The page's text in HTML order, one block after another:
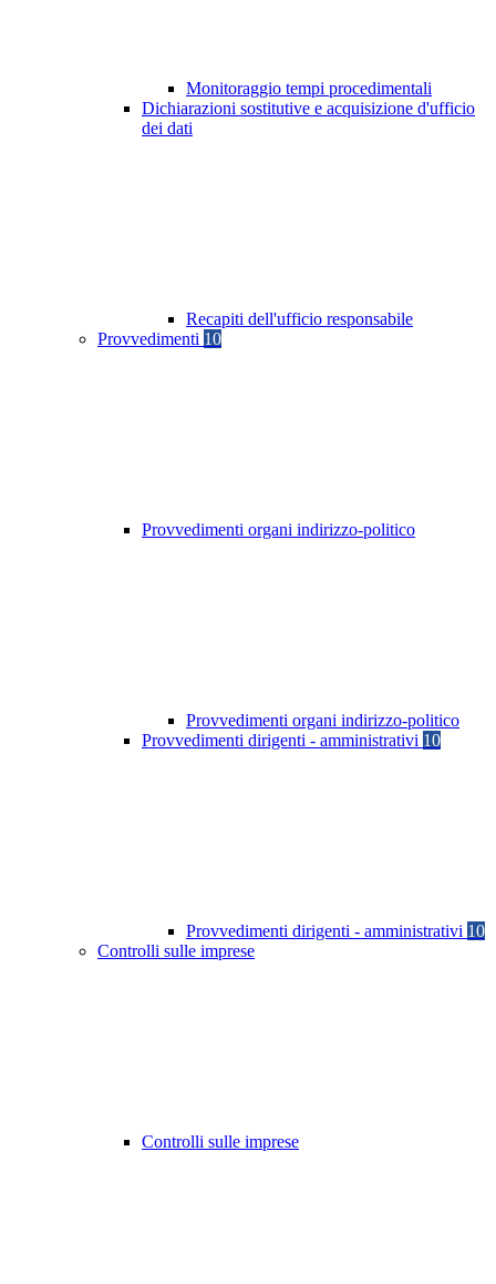
Monitoraggio tempi procedimentali
Dichiarazioni sostitutive e acquisizione d'ufficio
dei dati
Recapiti dell'ufficio responsabile
Provvedimenti 10
Provvedimenti organi indirizzo-politico
Provvedimenti organi indirizzo-politico
Provvedimenti dirigenti - amministrativi 10
Provvedimenti dirigenti - amministrativi 10
Controlli sulle imprese
Controlli sulle imprese